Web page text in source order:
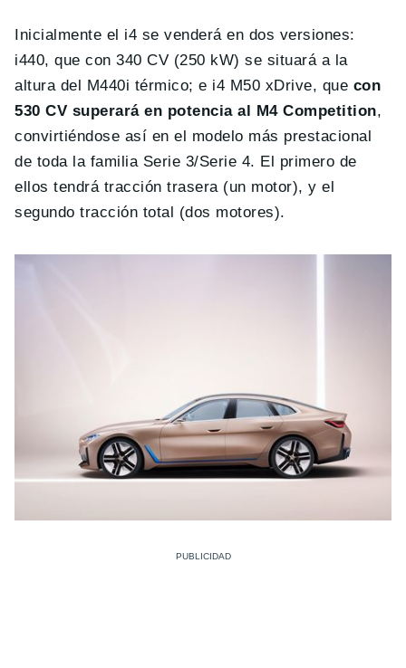
Inicialmente el i4 se venderá en dos versiones:
i440, que con 340 CV (250 kW) se situará a la
altura del M440i térmico; e i4 M50 xDrive, que con
530 CV superará en potencia al M4 Competition,
convirtiéndose así en el modelo más prestacional
de toda la familia Serie 3/Serie 4. El primero de
ellos tendrá tracción trasera (un motor), y el
segundo tracción total (dos motores).